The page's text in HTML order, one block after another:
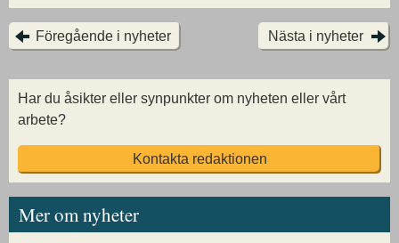
Föregående i nyheter Nästa i nyheter
Har du åsikter eller synpunkter om nyheten eller vårt
arbete?
Kontakta redaktionen
Mer om nyheter